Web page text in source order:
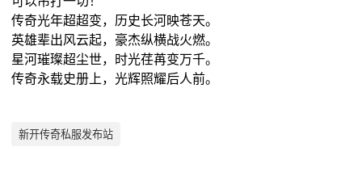
传奇光年超超变，历史长河映苍天。
英雄辈出风云起，豪杰纵横战火燃。
星河璀璨超尘世，时光荏苒变万千。
传奇永载史册上，光辉照耀后人前。
新开传奇私服发布站